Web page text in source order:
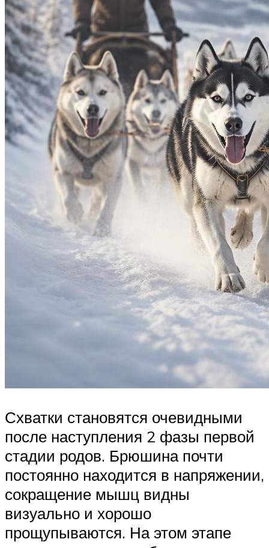
Схватки становятся очевидными
после наступления 2 фазы первой
стадии родов. Брюшина почти
постоянно находится в напряжении,
сокращение мышц видны
визуально и хорошо
прощупываются. На этом этапе